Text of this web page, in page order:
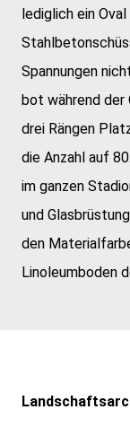
lediglich ein
Spannungen
bot während der
drei Rängen
die Anzahl auf
im ganzen
und
den
Linoleumboden